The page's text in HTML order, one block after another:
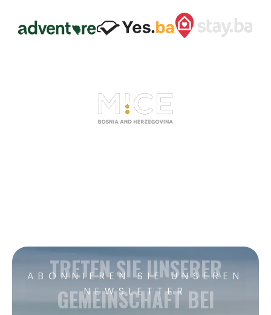
ABONNIEREN SIE UNSEREN
NEWSLETTER
TRETEN SIE UNSERER
GEMEINSCHAFT BEI